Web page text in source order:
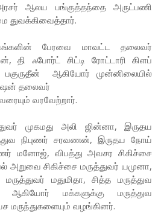
ஆலய பங்குத்தந்தை அருட்பணி
துவக்கிவைத்தார்.
பேரவை மாவட்ட தலைவர்
தி ஃபோர்ட் சிட்டி ரோட்டாரி கிளப்
ஆகியோர் முன்னிலையில்
தலைவர்
வரவேற்றார்.
முகமது அலி ஜின்னா, இருதய
நிபுணர் சரவணன், இருதய நோய்
மனோஜ், விபத்து அவசர சிகிச்சை
அறுவை சிகிச்சை மருத்துவர் யமுனா,
மதுமிதா, சித்த மருத்துவ
மக்களுக்கு மருத்துவ
வழங்கினர்.